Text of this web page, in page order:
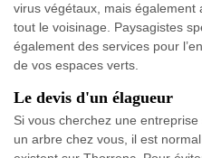
virus végétaux, mais
tout le voisinage. Paysagistes
également des services pour
de vos espaces verts.
Le devis d'un élagueur
Si vous cherchez une
un arbre chez vous, il est